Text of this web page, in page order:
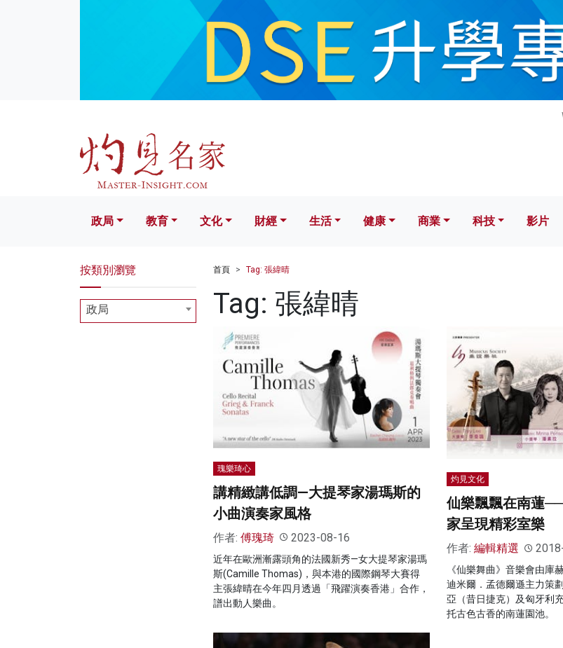
文化 財經 生活 健康 科技 影片
政局 教育 文化 財經 生活 健康 商業 科技 影片
首頁 Tag: 張緯晴
Tag: 張緯晴
瑰樂琦心
講精緻講低調—大提琴家湯瑪斯的
小曲演奏家風格
作者: 傅瑰琦 2023-08-16
近年在歐洲漸露頭角的法國新秀—女大提琴家湯瑪
斯(Camille Thomas)，與本港的國際鋼琴大賽得
主張緯晴在今年四月透過「飛躍演奏香港」合作，
譜出動人樂曲。
灼見文化
仙樂飄飄在南蓮
家呈現精彩室樂
作者: 編輯精選
《仙樂舞曲》音樂會由庫
迪米爾．孟德爾遜主力策
亞（昔日捷克）及匈牙利
托古色古香的南蓮園池。
按類別瀏覽
政局